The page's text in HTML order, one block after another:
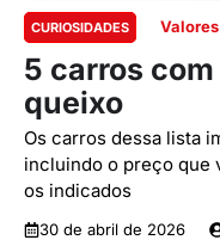
CURIOSIDADES
5 carros
queixo
Os carros dessa lista
incluindo o preço que
os indicados
30 de abril de 2026